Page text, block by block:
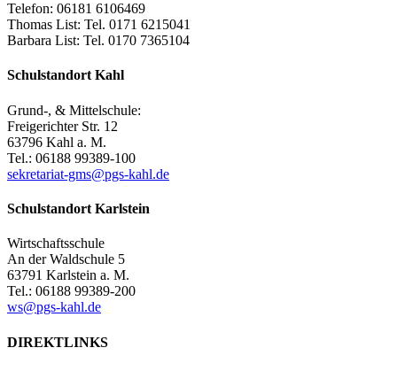
Telefon: 06181 6106469
Thomas List: Tel. 0171 6215041
Barbara List: Tel. 0170 7365104
Schulstandort Kahl
Grund-, & Mittelschule:
Freigerichter Str. 12
63796 Kahl a. M.
Tel.: 06188 99389-100
sekretariat-gms@pgs-kahl.de
Schulstandort Karlstein
Wirtschaftsschule
An der Waldschule 5
63791 Karlstein a. M.
Tel.: 06188 99389-200
ws@pgs-kahl.de
DIREKTLINKS